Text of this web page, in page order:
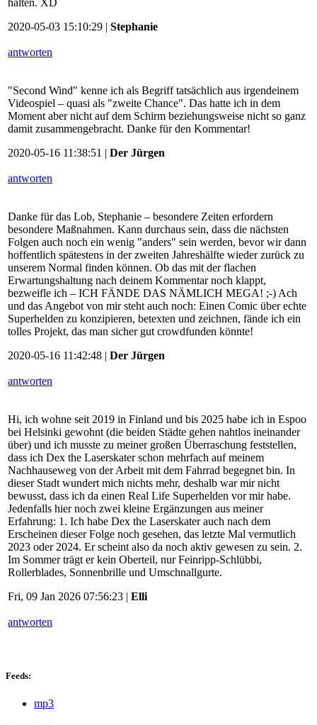
halten. XD
2020-05-03 15:10:29 | Stephanie
antworten
"Second Wind" kenne ich als Begriff tatsächlich aus irgendeinem
Videospiel – quasi als "zweite Chance". Das hatte ich in dem
Moment aber nicht auf dem Schirm beziehungsweise nicht so ganz
damit zusammengebracht. Danke für den Kommentar!
2020-05-16 11:38:51 | Der Jürgen
antworten
Danke für das Lob, Stephanie – besondere Zeiten erfordern
besondere Maßnahmen. Kann durchaus sein, dass die nächsten
Folgen auch noch ein wenig "anders" sein werden, bevor wir dann
hoffentlich spätestens in der zweiten Jahreshälfte wieder zurück zu
unserem Normal finden können. Ob das mit der flachen
Erwartungshaltung nach deinem Kommentar noch klappt,
bezweifle ich – ICH FÄNDE DAS NÄMLICH MEGA! ;-) Ach
und das Angebot von mir steht auch noch: Einen Comic über echte
Superhelden zu konzipieren, betexten und zeichnen, fände ich ein
tolles Projekt, das man sicher gut crowdfunden könnte!
2020-05-16 11:42:48 | Der Jürgen
antworten
Hi, ich wohne seit 2019 in Finland und bis 2025 habe ich in Espoo
bei Helsinki gewohnt (die beiden Städte gehen nahtlos ineinander
über) und ich musste zu meiner großen Überraschung feststellen,
dass ich Dex the Laserskater schon mehrfach auf meinem
Nachhauseweg von der Arbeit mit dem Fahrrad begegnet bin. In
dieser Stadt wundert mich nichts mehr, deshalb war mir nicht
bewusst, dass ich da einen Real Life Superhelden vor mir habe.
Jedenfalls hier noch zwei kleine Ergänzungen aus meiner
Erfahrung: 1. Ich habe Dex the Laserskater auch nach dem
Erscheinen dieser Folge noch gesehen, das letzte Mal vermutlich
2023 oder 2024. Er scheint also da noch aktiv gewesen zu sein. 2.
Im Sommer trägt er kein Oberteil, nur Feinripp-Schlübbi,
Rollerblades, Sonnenbrille und Umschnallgurte.
Fri, 09 Jan 2026 07:56:23 | Elli
antworten
Feeds:
mp3